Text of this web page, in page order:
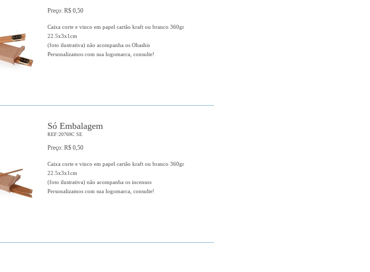
Preço: R$ 0,50
Caixa corte e vinco em papel cartão kraft ou branco 360gr
22.5x3x1cm
(foto ilustrativa) não acompanha os Ohashis
Personalizamos com sua logomarca, consulte!
Só Embalagem
REF:20769C SE
Preço: R$ 0,50
Caixa corte e vinco em papel cartão kraft ou branco 360gr
22.5x3x1cm
(foto ilustrativa) não acompanha os incensos
Personalizamos com sua logomarca, consulte!